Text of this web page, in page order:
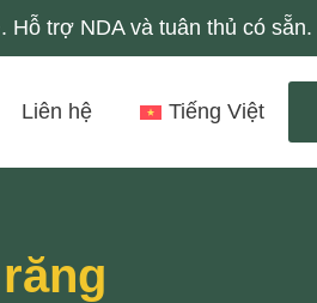
Hỗ trợ NDA và tuân thủ có sẵn.
Liên hệ Tiếng Việt